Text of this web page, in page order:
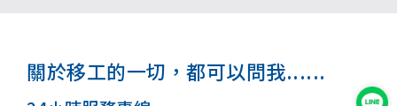
關於移工的一切，都可以問我......